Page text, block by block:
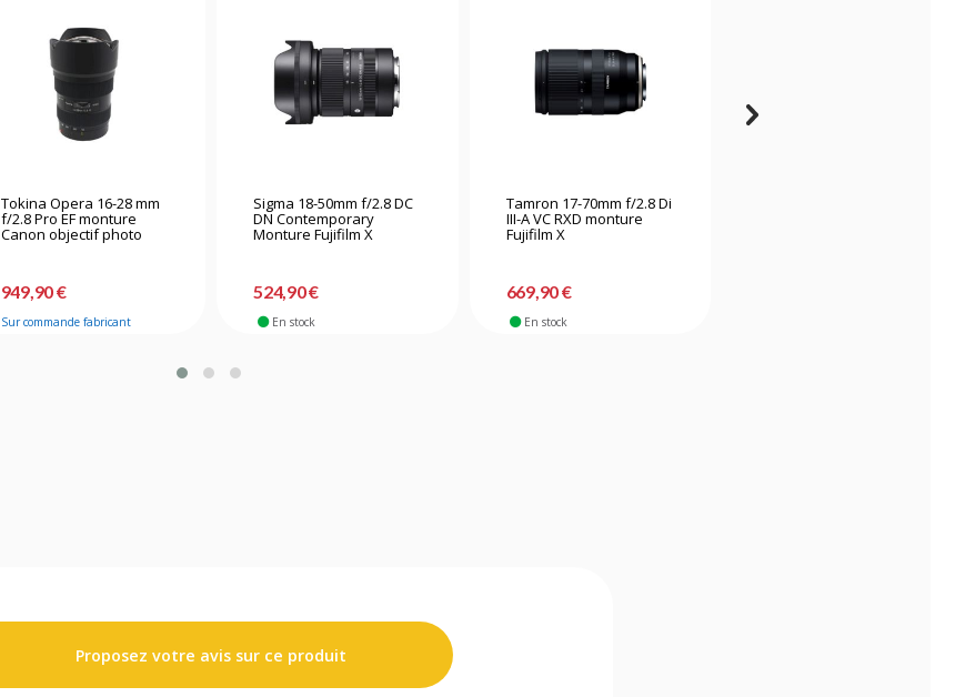
Tokina Opera 16-28 mm
f/2.8 Pro EF monture
Canon objectif photo
949,90 €
Sur commande fabricant
Sigma 18-50mm f/2.8 DC
DN Contemporary
Monture Fujifilm X
524,90 €
En stock
Tamron 17-70mm f/2.8 Di
III-A VC RXD monture
Fujifilm X
669,90 €
En stock
Proposez votre avis sur ce produit